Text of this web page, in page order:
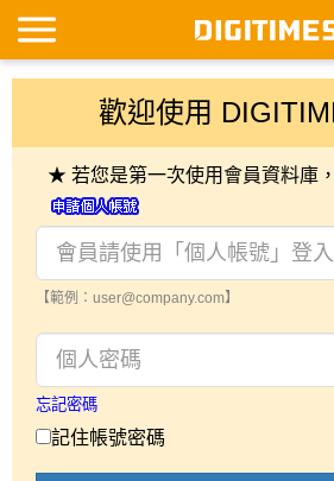
歡迎使用
★ 若您是第一次使用會員資料庫
【範例：user@company.com】
忘記密碼
記住帳號密碼